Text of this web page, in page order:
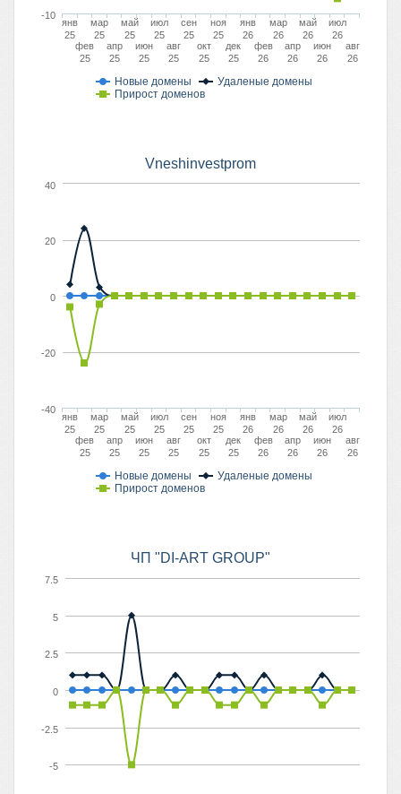
Новые домены
Удаленые домены
Прирост доменов
янв
25
фев
25
мар
25
апр
25
май
25
июн
25
июл
25
авг
25
сен
25
окт
25
ноя
25
дек
25
янв
26
фев
26
мар
26
апр
26
май
26
июн
26
июл
26
авг
26
-10
Vneshinvestprom
Новые домены
Удаленые домены
Прирост доменов
янв
25
фев
25
мар
25
апр
25
май
25
июн
25
июл
25
авг
25
сен
25
окт
25
ноя
25
дек
25
янв
26
фев
26
мар
26
апр
26
май
26
июн
26
июл
26
авг
26
-20
0
20
-40
40
ЧП "DI-ART GROUP"
0
-5
-2.5
2.5
5
7.5